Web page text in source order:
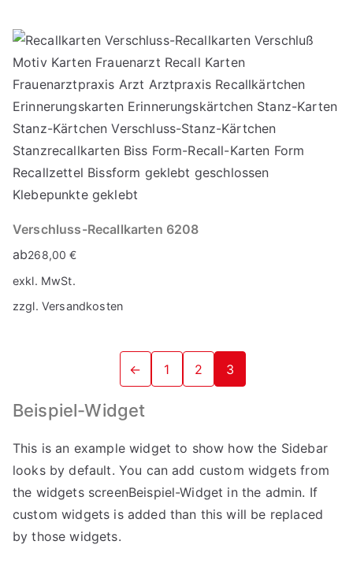
Verschluss-Recallkarten 6208
ab268,00€
exkl. MwSt.
zzgl. Versandkosten
← 1 2 3
Beispiel-Widget
This is an example widget to show how the Sidebar
looks by default. You can add custom widgets from
the widgets screenBeispiel-Widget in the admin. If
custom widgets is added than this will be replaced
by those widgets.